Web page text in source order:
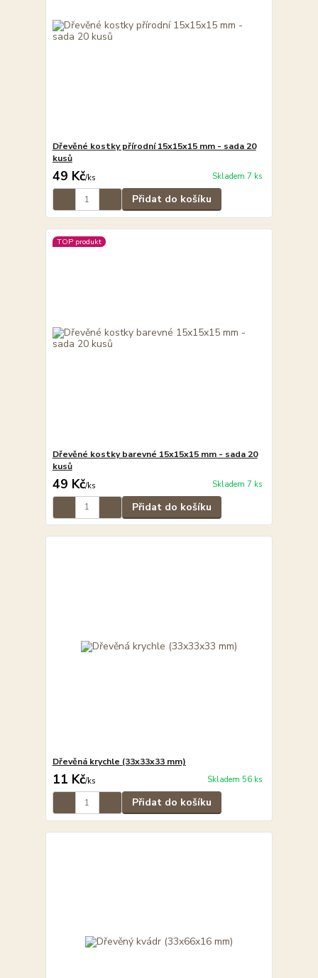
Dřevěné kostky přírodní 15x15x15 mm - sada 20
kusů
49 Kč/ks Skladem 7 ks
Přidat do košíku
TOP produkt
Dřevěné kostky barevné 15x15x15 mm - sada 20
kusů
49 Kč/ks Skladem 7 ks
Přidat do košíku
Dřevěná krychle (33x33x33 mm)
11 Kč/ks Skladem 56 ks
Přidat do košíku